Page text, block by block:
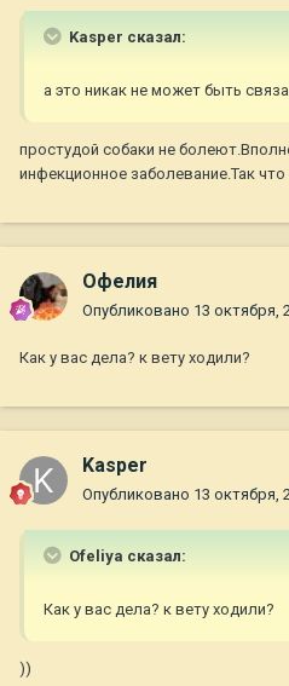
Kasper сказал:
а это никак не может быть
простудой собаки не
инфекционное заболевание.Так что
Офелия
Опубликовано 13 октября,
Как у вас дела? к вету ходили?
Kasper
Опубликовано 13 октября,
Ofeliya сказал:
Как у вас дела? к вету ходили?
))